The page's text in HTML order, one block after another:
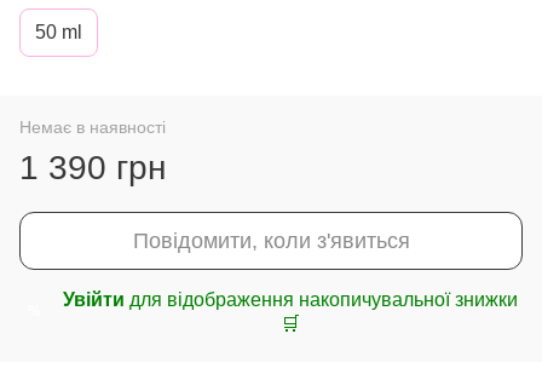
50 ml
Немає в наявності
1 390 грн
Повідомити, коли з'явиться
Увійти для відображення накопичувальної знижки
🛒